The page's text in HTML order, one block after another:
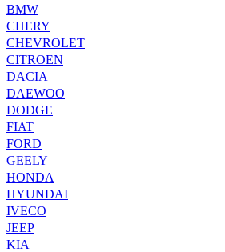
BMW
CHERY
CHEVROLET
CITROEN
DACIA
DAEWOO
DODGE
FIAT
FORD
GEELY
HONDA
HYUNDAI
IVECO
JEEP
KIA